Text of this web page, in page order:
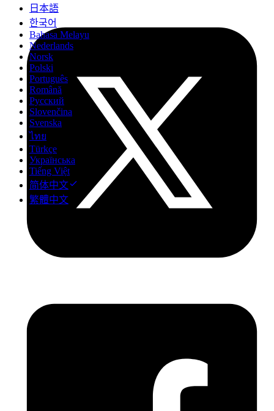
日本語
한국어
Bahasa Melayu
Nederlands
Norsk
Polski
Português
Română
Русский
Slovenčina
Svenska
ไทย
Türkçe
Українська
Tiếng Việt
简体中文
繁體中文